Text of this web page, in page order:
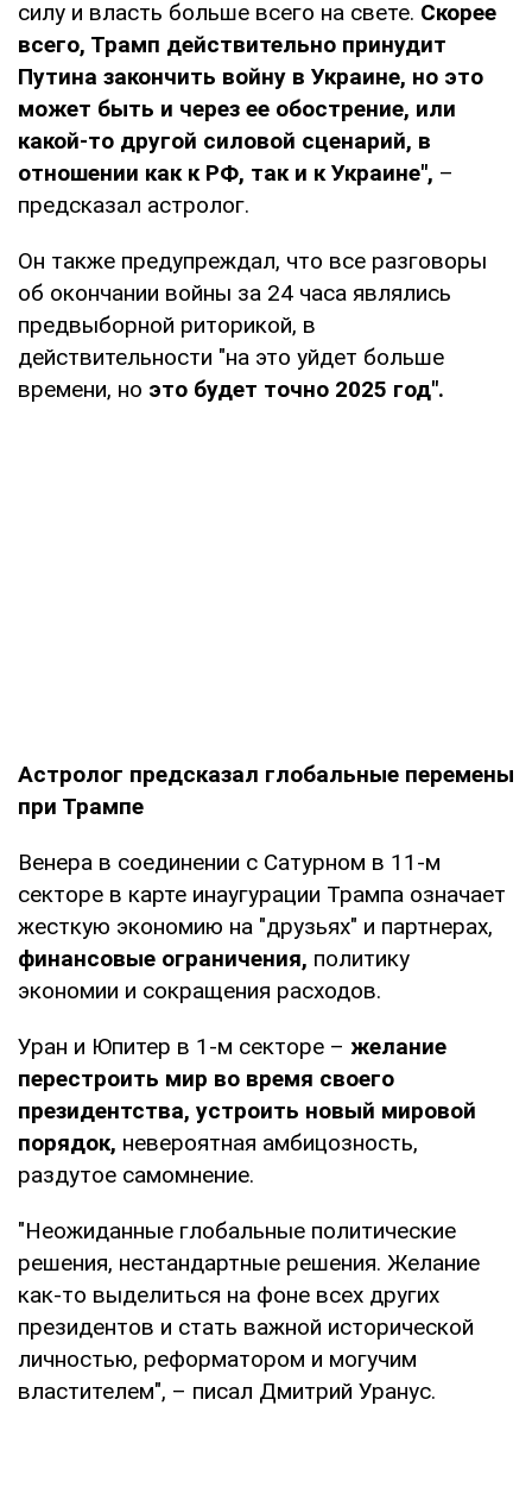
силу и власть больше всего на свете. Скорее
всего, Трамп действительно принудит
Путина закончить войну в Украине, но это
может быть и через ее обострение, или
какой-то другой силовой сценарий, в
отношении как к РФ, так и к Украине", –
предсказал астролог.
Он также предупреждал, что все разговоры
об окончании войны за 24 часа являлись
предвыборной риторикой, в
действительности "на это уйдет больше
времени, но это будет точно 2025 год".
Астролог предсказал глобальные перемены
при Трампе
Венера в соединении с Сатурном в 11-м
секторе в карте инаугурации Трампа означает
жесткую экономию на "друзьях" и партнерах,
финансовые ограничения, политику
экономии и сокращения расходов.
Уран и Юпитер в 1-м секторе – желание
перестроить мир во время своего
президентства, устроить новый мировой
порядок, невероятная амбицозность,
раздутое самомнение.
"Неожиданные глобальные политические
решения, нестандартные решения. Желание
как-то выделиться на фоне всех других
президентов и стать важной исторической
личностью, реформатором и могучим
властителем", – писал Дмитрий Уранус.